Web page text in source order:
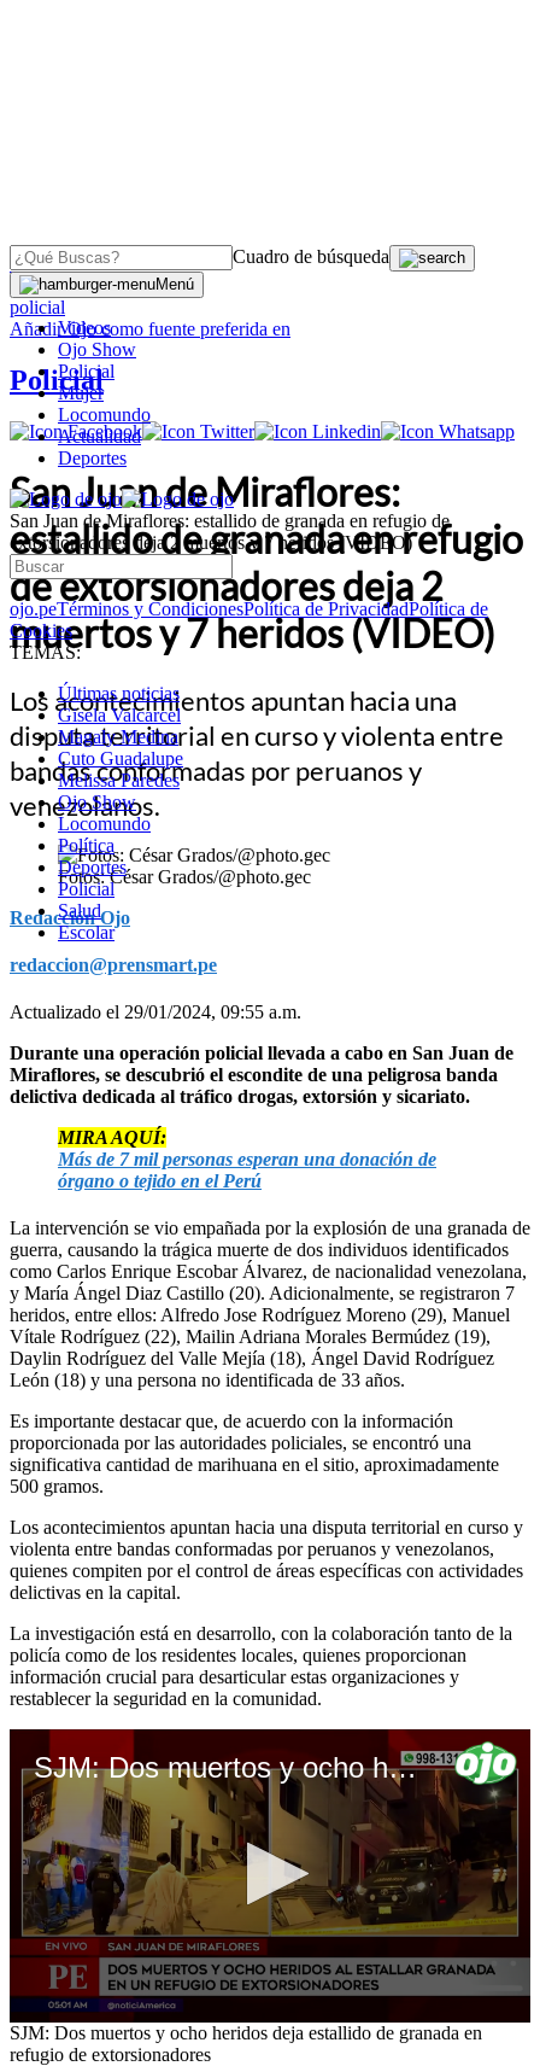
Cuadro de búsqueda
Menú
Videos
Ojo Show
Policial
Mujer
Locomundo
Actualidad
Deportes
San Juan de Miraflores: estallido de granada en refugio de
extorsionadores deja 2 muertos y 7 heridos (VIDEO)
ojo.peTérminos y CondicionesPolítica de PrivacidadPolítica de
Cookies
TEMAS:
Últimas noticias
Gisela Valcarcel
Magaly Medina
Cuto Guadalupe
Melissa Paredes
Ojo Show
Locomundo
Política
Deportes
Policial
Salud
Escolar
OJO
policial
AñadirOjocomo fuente preferida en
Policial
San Juan de Miraflores:
estallido de granada en refugio
de extorsionadores deja 2
muertos y 7 heridos (VIDEO)
Los acontecimientos apuntan hacia una
disputa territorial en curso y violenta entre
bandas conformadas por peruanos y
venezolanos.
Fotos: César Grados/@photo.gec
Redacción Ojo
redaccion@prensmart.pe
Actualizado el 29/01/2024, 09:55 a.m.
Durante una operación policial llevada a cabo en San Juan de
Miraflores, se descubrió el escondite de una peligrosa banda
delictiva dedicada al tráfico drogas, extorsión y sicariato.
MIRA AQUÍ:
Más de 7 mil personas esperan una donación de
órgano o tejido en el Perú
La intervención se vio empañada por la explosión de una granada de
guerra, causando la trágica muerte de dos individuos identificados
como Carlos Enrique Escobar Álvarez, de nacionalidad venezolana,
y María Ángel Diaz Castillo (20). Adicionalmente, se registraron 7
heridos, entre ellos: Alfredo Jose Rodríguez Moreno (29), Manuel
Vítale Rodríguez (22), Mailin Adriana Morales Bermúdez (19),
Daylin Rodríguez del Valle Mejía (18), Ángel David Rodríguez
León (18) y una persona no identificada de 33 años.
Es importante destacar que, de acuerdo con la información
proporcionada por las autoridades policiales, se encontró una
significativa cantidad de marihuana en el sitio, aproximadamente
500 gramos.
Los acontecimientos apuntan hacia una disputa territorial en curso y
violenta entre bandas conformadas por peruanos y venezolanos,
quienes compiten por el control de áreas específicas con actividades
delictivas en la capital.
La investigación está en desarrollo, con la colaboración tanto de la
policía como de los residentes locales, quienes proporcionan
información crucial para desarticular estas organizaciones y
restablecer la seguridad en la comunidad.
SJM: Dos muertos y ocho heridos deja estallido de granada en refugio de extorsionadores
0
seconds
SJM: Dos muertos y ocho heridos deja estallido de granada en
refugio de extorsionadores